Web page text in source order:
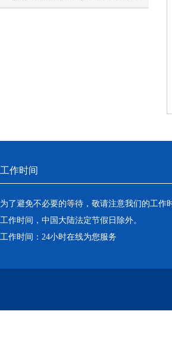
工作时间
为了避免不必要的等待，敬请注意我们的工作
工作时间，中国大陆法定节假日除外。
工作时间：24小时在线为您服务